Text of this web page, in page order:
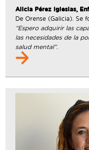
Alicia Pérez Iglesias,
De Orense (Galicia). Se
“Espero adquirir las
las necesidades de la
salud mental”.